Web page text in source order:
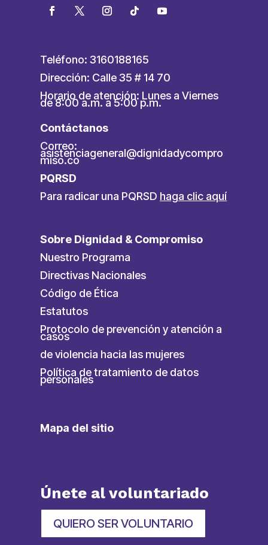
Teléfono: 3160188165
Dirección: Calle 35 # 14 70
Horario de atención: Lunes a Viernes
de 8:00 a.m. a 5:00 p.m.
Contáctanos
Correo:
asistenciageneral@dignidadycompro
miso.co
PQRSD
Para radicar una PQRSD haga clic aquí
Sobre Dignidad & Compromiso
Nuestro Programa
Directivas Nacionales
Código de Ética
Estatutos
Protocolo de prevención y atención a
casos
de violencia hacia las mujeres
Política de tratamiento de datos
personales
Mapa del sitio
Únete al voluntariado
QUIERO SER VOLUNTARIO